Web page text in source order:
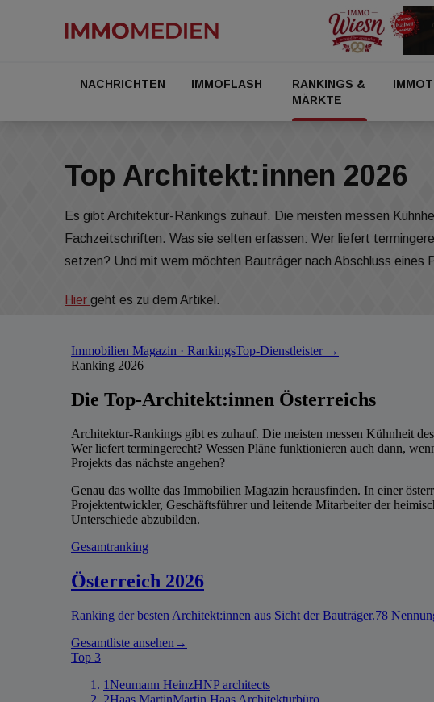
NACHRICHTEN IMMOFLASH
RANKINGS &
MÄRKTE
Top Architekt:innen 2026
Es gibt Architektur-Rankings zuhauf. Die meisten messen
Fachzeitschriften. Was sie selten erfassen: Wer liefert
setzen? Und mit wem möchten Bauträger nach Abschluss eines
Hier geht es zu dem Artikel.